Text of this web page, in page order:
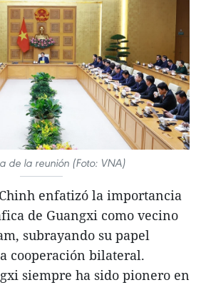
de la reunión (Foto: VNA)
enfatizó la importancia
de Guangxi como vecino
subrayando su papel
cooperación bilateral.
siempre ha sido pionero en